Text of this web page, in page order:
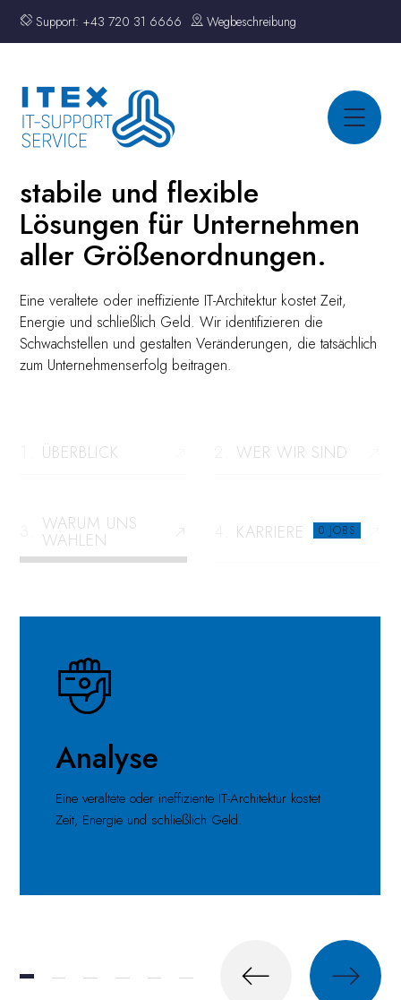
Support: +43 720 31 6666 Wegbeschreibung
stabile und flexible
Lösungen für Unternehmen
aller Größenordnungen.
Eine veraltete oder ineffiziente IT-Architektur kostet Zeit,
Energie und schließlich Geld. Wir identifizieren die
Schwachstellen und gestalten Veränderungen, die tatsächlich
zum Unternehmenserfolg beitragen.
ÜBERBLICK WER WIR SIND
WARUM UNS
WÄHLEN KARRIERE 0 JOBS
Analyse
Eine veraltete oder ineffiziente IT-Architektur kostet
Zeit, Energie und schließlich Geld.